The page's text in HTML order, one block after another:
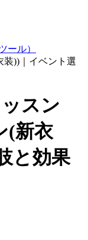
ール）
装))｜イベント選
スン
(新衣
と効果